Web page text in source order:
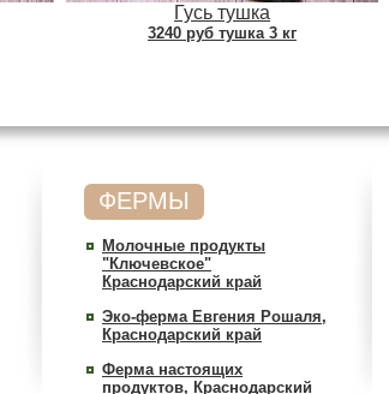
Гусь тушка
3240 руб тушка 3 кг
ФЕРМЫ
Молочные продукты
"Ключевское"
Краснодарский край
Эко-ферма Евгения Рошаля,
Краснодарский край
Ферма настоящих
продуктов, Краснодарский